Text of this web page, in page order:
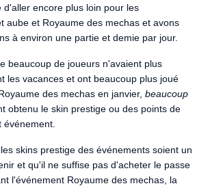
d'aller encore plus loin pour les
aube et Royaume des mechas et avons
à environ une partie et demie par jour.
beaucoup de joueurs n'avaient plus
les vacances et ont beaucoup plus joué
des mechas en janvier, beaucoup
obtenu le skin prestige ou des points de
skins prestige des événements soient un
et qu'il ne suffise pas d'acheter le passe
l'événement Royaume des mechas, la